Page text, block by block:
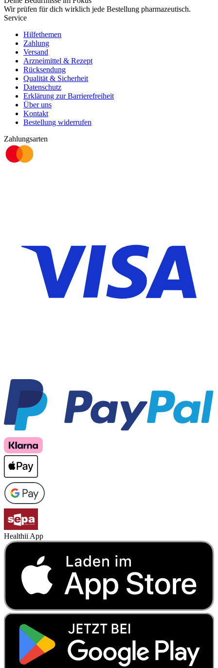
Wir prüfen für dich wirklich jede Bestellung pharmazeutisch.
Service
Hilfethemen
Zahlung
Versand
Arzneimittel & Rezept
Rücksendung
Qualität & Sicherheit
Datenschutz
Erklärung zur Barrierefreiheit
Über uns
Kontakt
Bestellung widerrufen
Zahlungsarten
Healthii App